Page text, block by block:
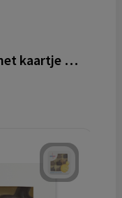
9 vaks geschenkdoosje met kaartje aan strik